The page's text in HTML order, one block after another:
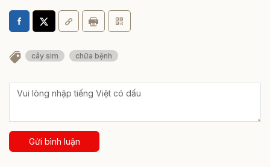
cây sim chữa bệnh
Gửi bình luận